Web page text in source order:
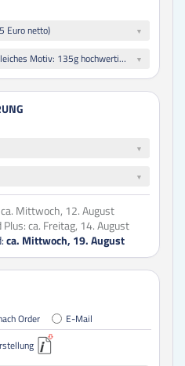
Euro netto)
Alle Plakate gleiches Motiv: 135g hochwertiger Qualitätsdruck matt
ca. Mittwoch, 12. August
ca. Freitag, 14. August
ca. Mittwoch, 19. August
Order
E-Mail